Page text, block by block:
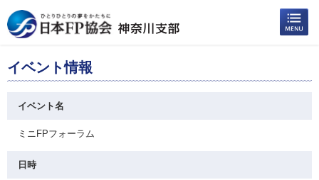
イベント情報
イベント名
ミニFPフォーラム
日時